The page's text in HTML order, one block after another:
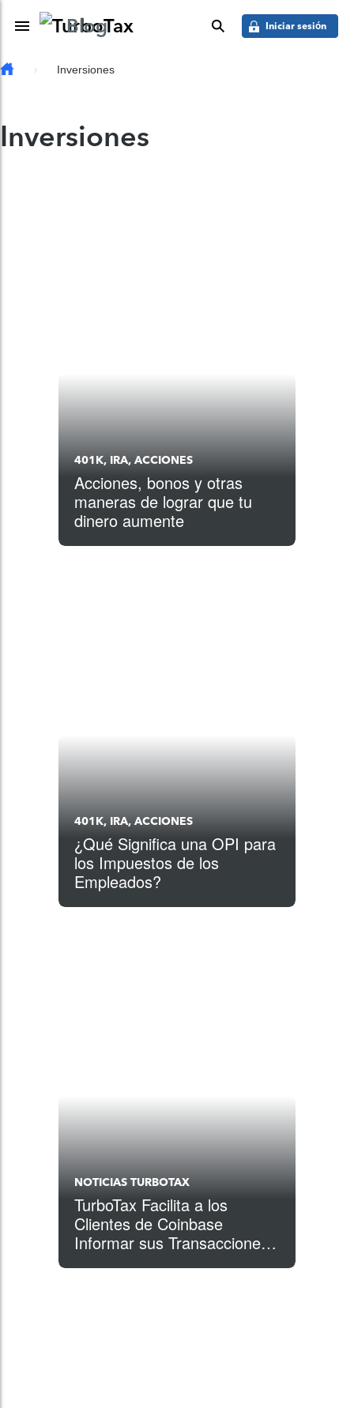
Skip to main content
Toggle Navigation
Blog buscar Iniciar sesión
Inversiones
Inversiones
401K, IRA, ACCIONES
Acciones, bonos y otras
maneras de lograr que tu
dinero aumente
401K, IRA, ACCIONES
¿Qué Significa una OPI para
los Impuestos de los
Empleados?
NOTICIAS TURBOTAX
TurboTax Facilita a los
Clientes de Coinbase
Informar sus Transacciones